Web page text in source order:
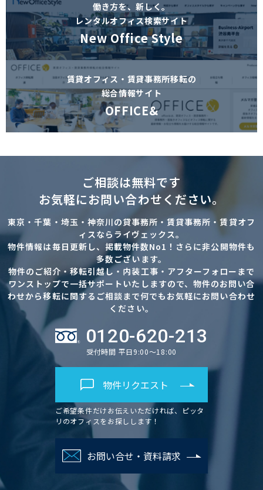
働き方を、新しく。
レンタルオフィス検索サイト
New Office Style
賃貸オフィス・賃貸事務所移転の
総合情報サイト
OFFICE&
ご相談は無料です
お気軽にお問い合わせください。
東京・千葉・埼玉・神奈川の貸事務所・賃貸事務所・賃貸オフ
ィスならライヴェックス。
物件情報は毎日更新し、掲載物件数No1！さらに非公開物件も
多数ございます。
物件のご紹介・移転引越し・内装工事・アフターフォローまで
ワンストップで一括サポートいたしますので、物件のお問い合
わせから移転に関するご相談まで何でもお気軽にお問い合わせ
ください。
0120-620-213
受付時間 平日9:00～18:00
物件リクエスト
ご希望条件だけお伝えいただければ、ピッタ
リのオフィスをお探しします！
お問い合せ・資料請求